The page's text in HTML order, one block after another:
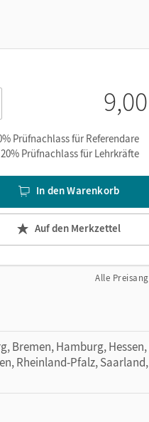
Prüfnachlass für Referendare
20% Prüfnachlass für Lehrkräfte
In den Warenkorb
Auf den Merkzettel
Alle
Bremen, Hamburg,
Rheinland-Pfalz,